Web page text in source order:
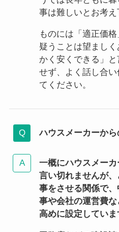
事は難しいとお考え
ものには「適正価
疑うことは望まし
かく安くできる」
せず、よく話し合
てください。
ハウスメーカーから
一概にハウスメー
言い切れませんが
事をさせる関係で
事や会社の運営費
高めに設定していま